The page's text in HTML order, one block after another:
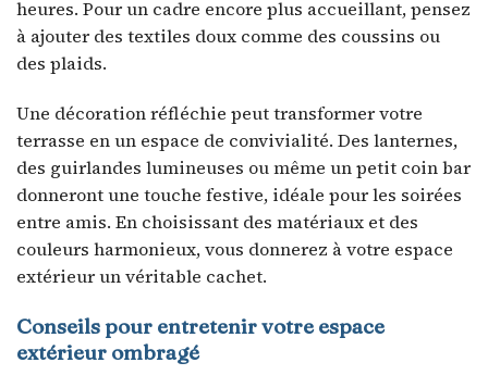
heures. Pour un cadre encore plus accueillant, pensez
à ajouter des textiles doux comme des coussins ou
des plaids.
Une décoration réfléchie peut transformer votre
terrasse en un espace de convivialité. Des lanternes,
des guirlandes lumineuses ou même un petit coin bar
donneront une touche festive, idéale pour les soirées
entre amis. En choisissant des matériaux et des
couleurs harmonieux, vous donnerez à votre espace
extérieur un véritable cachet.
Conseils pour entretenir votre espace
extérieur ombragé